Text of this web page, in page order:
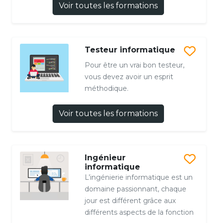
Voir toutes les formations
Testeur informatique
Pour être un vrai bon testeur,
vous devez avoir un esprit
méthodique.
Voir toutes les formations
Ingénieur
informatique
L’ingénierie informatique est un
domaine passionnant, chaque
jour est différent grâce aux
différents aspects de la fonction